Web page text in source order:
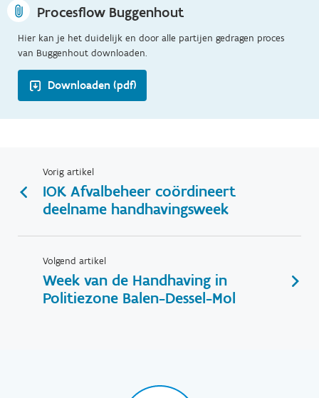
Procesflow Buggenhout
Hier kan je het duidelijk en door alle partijen gedragen proces
van Buggenhout downloaden.
Downloaden (pdf)
Vorig artikel
IOK Afvalbeheer coördineert
deelname handhavingsweek
Volgend artikel
Week van de Handhaving in
Politiezone Balen-Dessel-Mol